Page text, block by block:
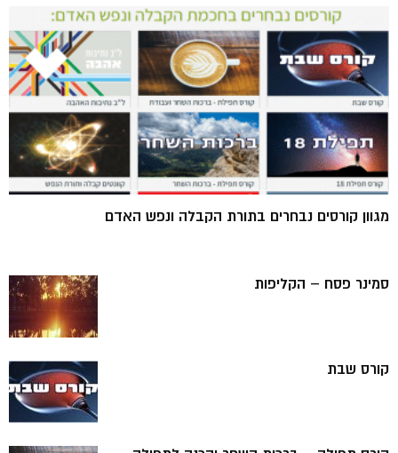
מגוון קורסים נבחרים בתורת הקבלה ונפש האדם
סמינר פסח – הקליפות
קורס שבת